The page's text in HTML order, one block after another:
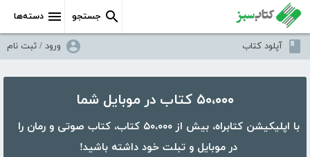
دسته‌ها جستجو
آپلود کتاب ورود / ثبت نام
۵۰،۰۰۰ کتاب در موبایل شما
با اپلیکیشن کتابراه، بیش از ۵۰،۰۰۰ کتاب، کتاب صوتی و رمان را
در موبایل و تبلت خود داشته باشید!